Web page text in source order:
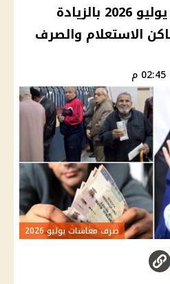
موعد صرف معاشات يوليو 2026 بالزيادة
الاستعلام والصرف
صرف معاشات يوليو 2026